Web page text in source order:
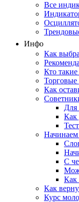
Все
Инфо
Как
Кто
Как
Для
Как
С
Как
Как
Курс